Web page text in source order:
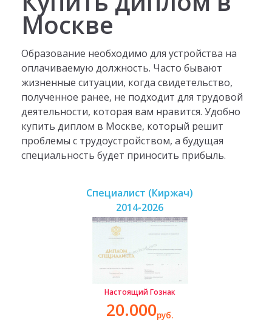
Москве
Образование необходимо для устройства на
оплачиваемую должность. Часто бывают
жизненные ситуации, когда свидетельство,
полученное ранее, не подходит для трудовой
деятельности, которая вам нравится. Удобно
купить диплом в Москве, который решит
проблемы с трудоустройством, а будущая
специальность будет приносить прибыль.
Специалист (Киржач)
2014-2026
Настоящий Гознак
20.000руб.